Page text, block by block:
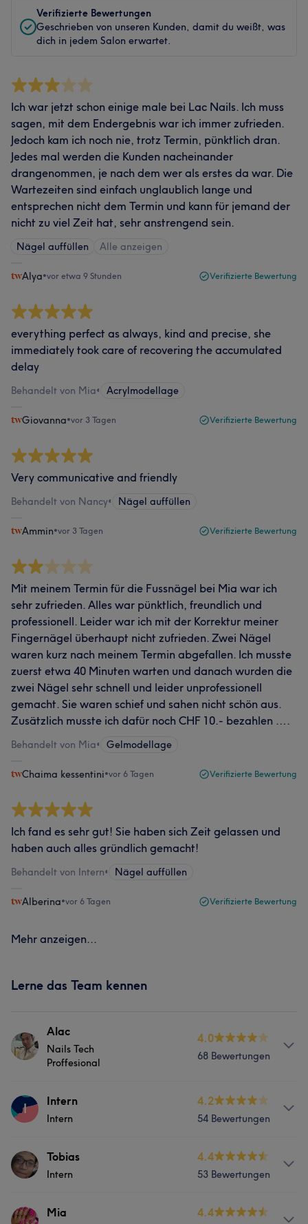
Verifizierte Bewertungen
Geschrieben von unseren Kunden, damit du weißt, was
dich in jedem Salon erwartet.
Ich war jetzt schon einige male bei Lac Nails. Ich muss
sagen, mit dem Endergebnis war ich immer zufrieden.
Jedoch kam ich noch nie, trotz Termin, pünktlich dran.
Jedes mal werden die Kunden nacheinander
drangenommen, je nach dem wer als erstes da war. Die
Wartezeiten sind einfach unglaublich lange und
entsprechen nicht dem Termin und kann für jemand der
nicht zu viel Zeit hat, sehr anstrengend sein.
Nägel auffüllen Alle anzeigen
Alya•vor etwa 9 Stunden Verifizierte Bewertung
everything perfect as always, kind and precise, she
immediately took care of recovering the accumulated
delay
Behandelt von Mia• Acrylmodellage
Giovanna•vor 3 Tagen Verifizierte Bewertung
Very communicative and friendly
Behandelt von Nancy• Nägel auffüllen
Ammin•vor 3 Tagen Verifizierte Bewertung
Mit meinem Termin für die Fussnägel bei Mia war ich
sehr zufrieden. Alles war pünktlich, freundlich und
professionell. Leider war ich mit der Korrektur meiner
Fingernägel überhaupt nicht zufrieden. Zwei Nägel
waren kurz nach meinem Termin abgefallen. Ich musste
zuerst etwa 40 Minuten warten und danach wurden die
zwei Nägel sehr schnell und leider unprofessionell
gemacht. Sie waren schief und sahen nicht schön aus.
Zusätzlich musste ich dafür noch CHF 10.- bezahlen ….
Behandelt von Mia• Gelmodellage
Chaima kessentini•vor 6 Tagen Verifizierte Bewertung
Ich fand es sehr gut! Sie haben sich Zeit gelassen und
haben auch alles gründlich gemacht!
Behandelt von Intern• Nägel auffüllen
Alberina•vor 6 Tagen Verifizierte Bewertung
Mehr anzeigen...
Lerne das Team kennen
Alac
Nails Tech
Proffesional
4.0
68 Bewertungen
Services
I Intern
Intern
4.2
54 Bewertungen
ServicesTobias
Intern
4.4
53 Bewertungen
ServicesMia 4.4